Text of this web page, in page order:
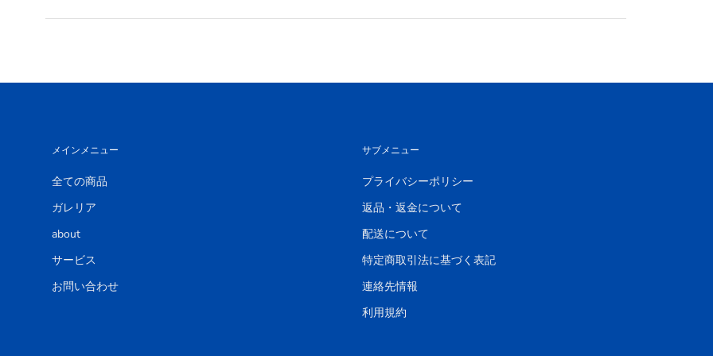
メインメニュー
全ての商品
ガレリア
about
サービス
お問い合わせ
サブメニュー
プライバシーポリシー
返品・返金について
配送について
特定商取引法に基づく表記
連絡先情報
利用規約